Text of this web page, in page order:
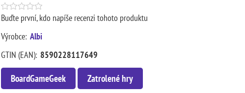
Buďte první, kdo napíše recenzi tohoto produktu
Výrobce: Albi
GTIN (EAN): 8590228117649
BoardGameGeek Zatrolené hry